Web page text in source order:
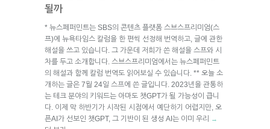
될까
* 뉴스페퍼민트는 SBS의 콘텐츠 플랫폼 스브스프리미엄(스
프)에 뉴욕타임스 칼럼을 한 편씩 선정해 번역하고, 글에 관한
해설을 쓰고 있습니다. 그 가운데 저희가 쓴 해설을 스프와 시
차를 두고 소개합니다. 스브스프리미엄에서는 뉴스페퍼민트
의 해설과 함께 칼럼 번역도 읽어보실 수 있습니다. ** 오늘 소
개하는 글은 7월 24일 스프에 쓴 글입니다. 2023년을 관통하
는 테크 분야의 키워드는 아마도 챗GPT가 될 가능성이 큽니
다. 이제 막 하반기가 시작된 시점에서 예단하기 어렵지만, 오
픈AI가 선보인 챗GPT, 그 기반이 된 생성 AI는 이미 우리
→